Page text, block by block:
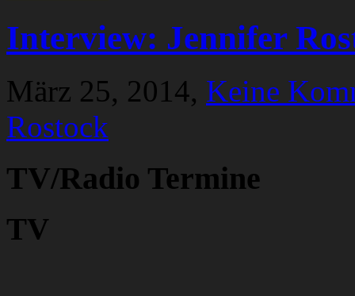
Interview: Jennifer
März 25, 2014, Keine
Rostock
TV/Radio Termine
TV